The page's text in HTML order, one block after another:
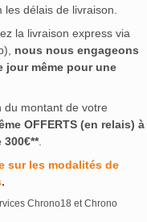
délais de livraison.
la livraison express via
nous nous engageons
jour même pour une
du montant de votre
OFFERTS (en relais) à
.
sur les modalités de
.
Chrono18 et Chrono